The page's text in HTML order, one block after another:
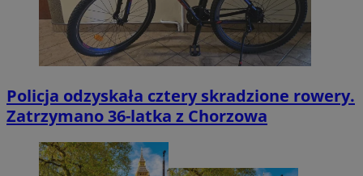
Policja odzyskała cztery skradzione rowery.
Zatrzymano 36-latka z Chorzowa